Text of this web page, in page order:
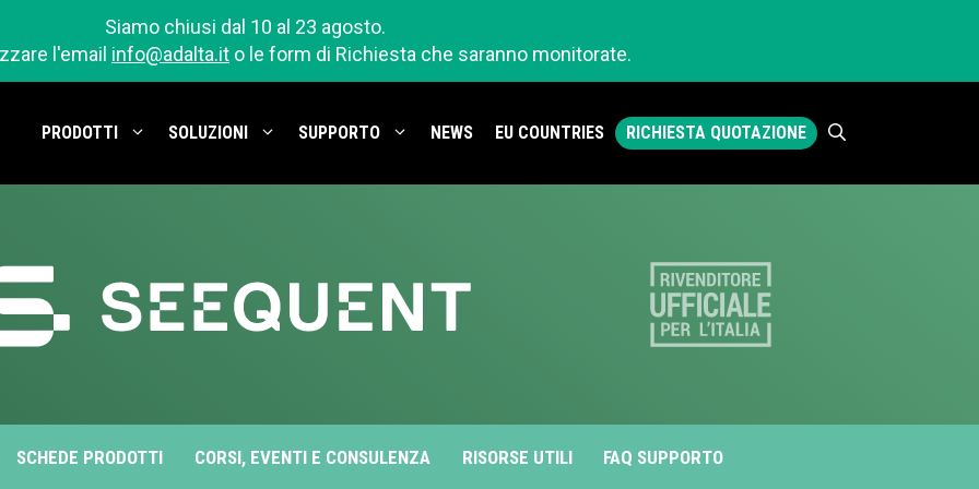
Siamo chiusi dal 10 al 23 agosto.
l'email info@adalta.it o le form di Richiesta che saranno monitorate.
PRODOTTI SOLUZIONI SUPPORTO NEWS EU COUNTRIES RICHIESTA QUOTAZIONE
SCHEDE PRODOTTI CORSI, EVENTI E CONSULENZA RISORSE UTILI FAQ SUPPORTO